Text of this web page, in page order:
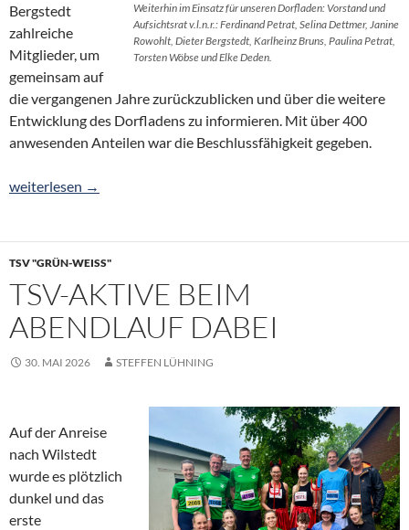
Weiterhin im Einsatz für unseren Dorfladen: Vorstand und
Aufsichtsrat v.l.n.r.: Ferdinand Petrat, Selina Dettmer, Janine
Rowohlt, Dieter Bergstedt, Karlheinz Bruns, Paulina Petrat,
Torsten Wöbse und Elke Deden.
Bergstedt
zahlreiche
Mitglieder, um
gemeinsam auf
die vergangenen Jahre zurückzublicken und über die weitere
Entwicklung des Dorfladens zu informieren. Mit über 400
anwesenden Anteilen war die Beschlussfähigkeit gegeben.
Positive Entwicklung und Blick nach vorn: Dorfladen wird 25
weiterlesen →
TSV "GRÜN-WEISS"
TSV-AKTIVE BEIM
ABENDLAUF DABEI
30. MAI 2026 STEFFEN LÜHNING
Auf der Anreise
nach Wilstedt
wurde es plötzlich
dunkel und das
erste